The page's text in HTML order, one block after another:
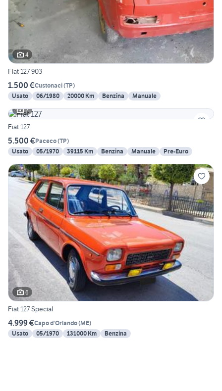
4
Fiat 127 903
1.500 €Custonaci(TP)
Usato
06/1980 20000 Km Benzina
Manuale
2
Fiat 127
5.500 €Paceco(TP)
Usato
05/1970 39115 Km Benzina Manuale Pre-Euro
6
Fiat 127 Special
4.999 €Capo d'Orlando(ME)
Usato
05/1970 131000 Km Benzina